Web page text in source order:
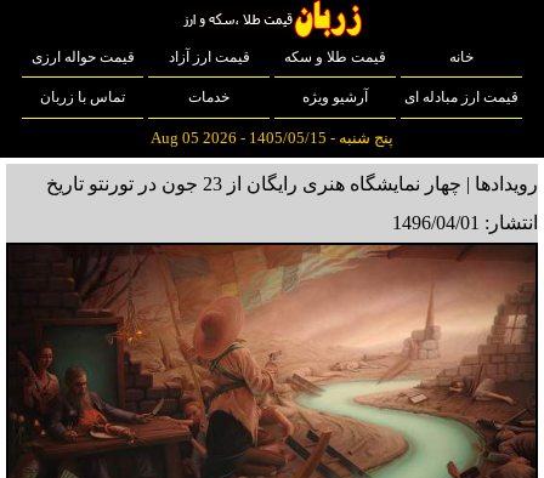
خانه قیمت طلا و سکه قیمت ارز آزاد قیمت حواله ارزی
قیمت ارز مبادله ای آرشیو ویژه خدمات تماس با زربان
پنج شنبه - 1405/05/15 - Aug 05 2026
رویدادها | چهار نمایشگاه هنری رایگان از 23 جون در تورنتو
تاریخ
انتشار: 1496/04/01